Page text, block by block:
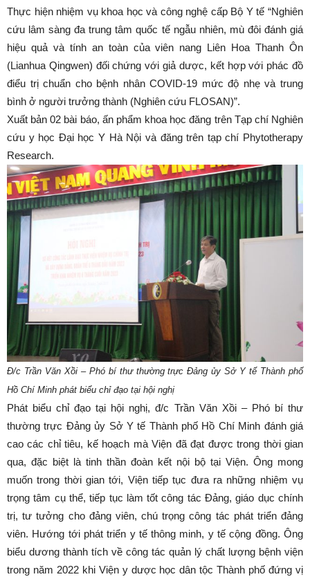
Thực hiện nhiệm vụ khoa học và công nghệ cấp Bộ Y tế “Nghiên
cứu lâm sàng đa trung tâm quốc tế ngẫu nhiên, mù đôi đánh giá
hiệu quả và tính an toàn của viên nang Liên Hoa Thanh Ôn
(Lianhua Qingwen) đối chứng với giả dược, kết hợp với phác đồ
điểu trị chuẩn cho bệnh nhân COVID-19 mức độ nhẹ và trung
bình ở người trưởng thành (Nghiên cứu FLOSAN)”.
Xuất bản 02 bài báo, ấn phẩm khoa học đăng trên Tạp chí Nghiên
cứu y học Đại học Y Hà Nội và đăng trên tạp chí Phytotherapy
Research.
Đ/c Trần Văn Xồi – Phó bí thư thường trực Đảng ủy Sở Y tế Thành phố
Hồ Chí Minh phát biểu chỉ đạo tại hội nghị
Phát biểu chỉ đạo tại hội nghị, đ/c Trần Văn Xồi – Phó bí thư
thường trực Đảng ủy Sở Y tế Thành phố Hồ Chí Minh đánh giá
cao các chỉ tiêu, kế hoạch mà Viện đã đạt được trong thời gian
qua, đặc biệt là tinh thần đoàn kết nội bộ tại Viện. Ông mong
muốn trong thời gian tới, Viện tiếp tục đưa ra những nhiệm vụ
trọng tâm cụ thể, tiếp tục làm tốt công tác Đảng, giáo dục chính
trị, tư tưởng cho đảng viên, chú trọng công tác phát triển đảng
viên. Hướng tới phát triển y tế thông minh, y tế cộng đồng. Ông
biểu dương thành tích về công tác quản lý chất lượng bệnh viện
trong năm 2022 khi Viện y dược học dân tộc Thành phố đứng vị